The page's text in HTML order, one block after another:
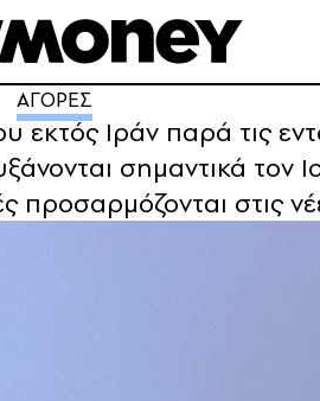
ΑΓΟΡΕΣ
εκτός Ιράν παρά τις
σημαντικά τον
προσαρμόζονται στις